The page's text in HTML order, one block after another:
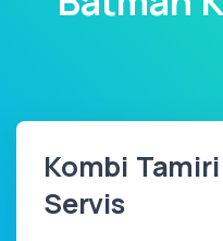
Kombi
Servis